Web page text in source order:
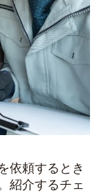
依頼するとき
紹介するチェ